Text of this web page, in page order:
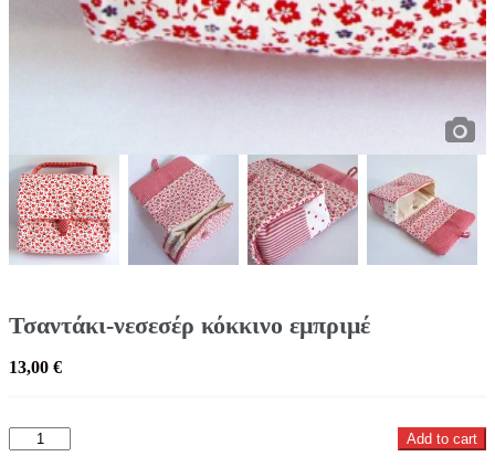
Τσαντάκι-νεσεσέρ κόκκινο εμπριμέ
13,00 €
Τσαντάκι-
νεσεσέρ
Add to cart